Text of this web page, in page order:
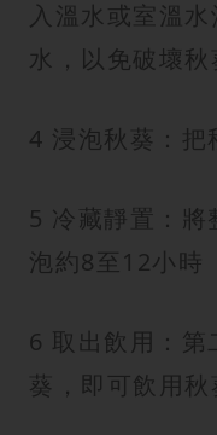
入溫水或室溫
水，以免破壞秋
4 浸泡秋葵：把
5 冷藏靜置：將
泡約8至12小時
6 取出飲用：第
葵，即可飲用秋